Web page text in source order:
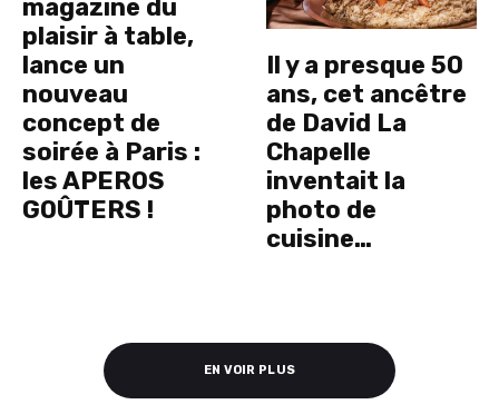
magazine du
plaisir à table,
lance un
nouveau
concept de
soirée à Paris :
les APEROS
GOÛTERS !
Il y a presque 50
ans, cet ancêtre
de David La
Chapelle
inventait la
photo de
cuisine…
EN VOIR PLUS